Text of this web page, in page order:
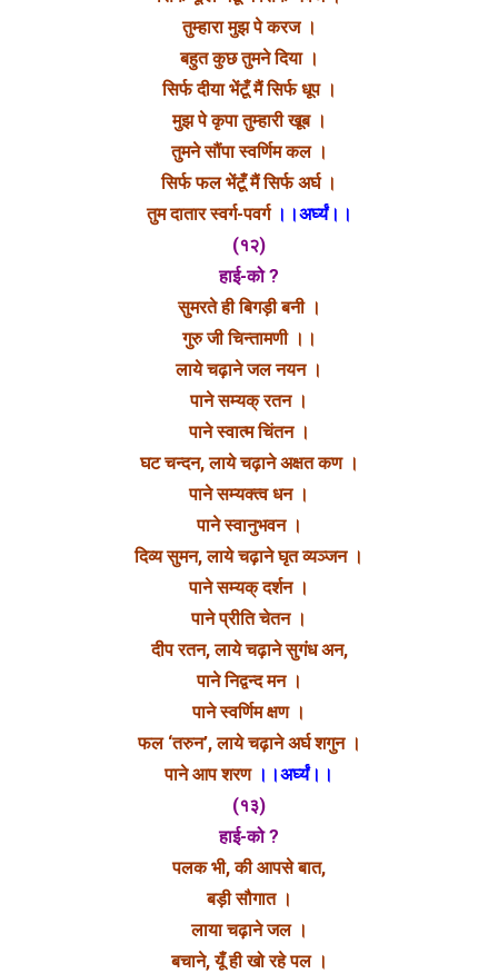
तुम्हारा मुझ पे करज ।
बहुत कुछ तुमने दिया ।
सिर्फ दीया भेंटूँ मैं सिर्फ धूप ।
मुझ पे कृपा तुम्हारी खूब ।
तुमने सौंपा स्वर्णिम कल ।
सिर्फ फल भेंटूँ मैं सिर्फ अर्घ ।
तुम दातार स्वर्ग-पवर्ग।।अर्घ्यं।।
(१२)
हाई-को ?
सुमरते ही बिगड़ी बनी ।
गुरु जी चिन्तामणी ।।
लाये चढ़ाने जल नयन ।
पाने सम्यक् रतन ।
पाने स्वात्म चिंतन ।
घट चन्दन, लाये चढ़ाने अक्षत कण ।
पाने सम्यक्त्व धन ।
पाने स्वानुभवन ।
दिव्य सुमन, लाये चढ़ाने घृत व्यञ्जन ।
पाने सम्यक् दर्शन ।
पाने प्रीति चेतन ।
दीप रतन, लाये चढ़ाने सुगंध अन,
पाने निद्वन्द मन ।
पाने स्वर्णिम क्षण ।
फल ‘तरुन’, लाये चढ़ाने अर्घ शगुन ।
पाने आप शरण।।अर्घ्यं।।
(१३)
हाई-को ?
पलक भी, की आपसे बात,
बड़ी सौगात ।
लाया चढ़ाने जल ।
बचाने, यूँ ही खो रहे पल ।